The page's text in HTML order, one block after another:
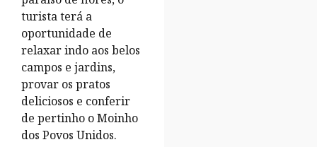
turista terá a
oportunidade de
relaxar indo aos belos
campos e jardins,
provar os pratos
deliciosos e conferir
de pertinho o Moinho
dos Povos Unidos.